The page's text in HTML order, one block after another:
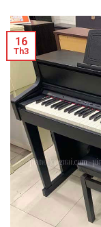
16
Th3